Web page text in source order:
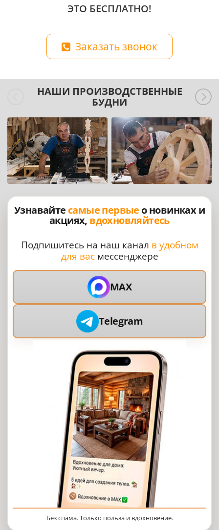
ЭТО БЕСПЛАТНО!
Заказать звонок
НАШИ ПРОИЗВОДСТВЕННЫЕ
БУДНИ
Узнавайте самые первые о новинках и
акциях, вдохновляйтесь
Подпишитесь на наш канал в удобном
для васмессенджере
MAX
Telegram
Без спама. Только польза и вдохновение.